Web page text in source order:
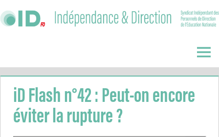
to
Direction
Menu
iD Flash n°42 : Peut-on encore
éviter la rupture ?